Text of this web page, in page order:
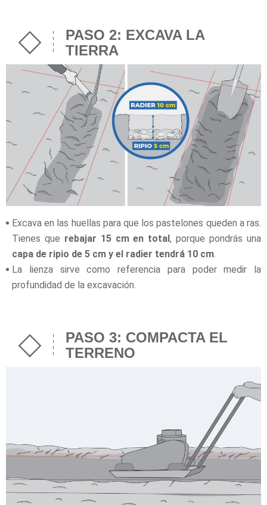
PASO 2: EXCAVA LA
TIERRA
Excava en las huellas para que los pastelones queden a ras.
Tienes que rebajar 15 cm en total, porque pondrás una
capa de ripio de 5 cm y el radier tendrá 10 cm.
La lienza sirve como referencia para poder medir la
profundidad de la excavación.
PASO 3: COMPACTA EL
TERRENO